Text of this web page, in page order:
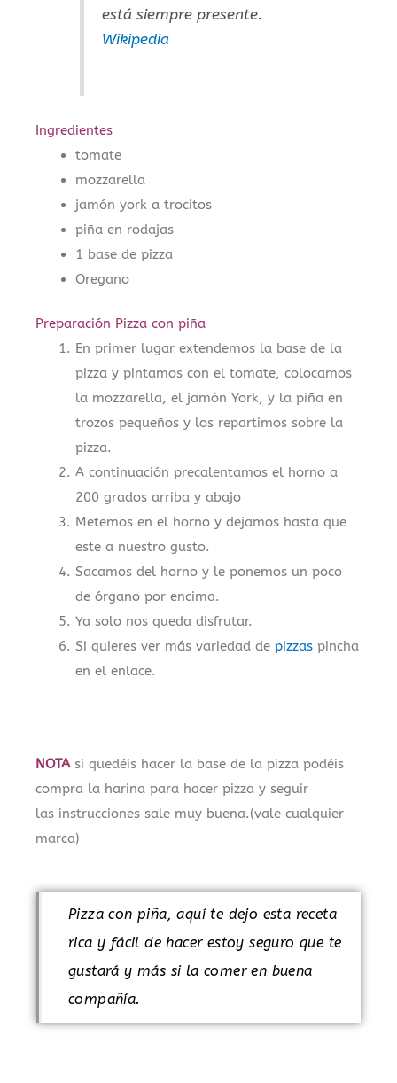
está siempre presente.
Wikipedia
Ingredientes
tomate
mozzarella
jamón york a trocitos
piña en rodajas
1 base de pizza
Oregano
Preparación Pizza con piña
En primer lugar extendemos la base de la
pizza y pintamos con el tomate, colocamos
la mozzarella, el jamón York, y la piña en
trozos pequeños y los repartimos sobre la
pizza.
A continuación precalentamos el horno a
200 grados arriba y abajo
Metemos en el horno y dejamos hasta que
este a nuestro gusto.
Sacamos del horno y le ponemos un poco
de órgano por encima.
Ya solo nos queda disfrutar.
Si quieres ver más variedad depizzas pincha
en el enlace.
NOTA si quedéis hacer la base de la pizza podéis
compra la harina para hacer pizza y seguir
las instrucciones sale muy buena.(vale cualquier
marca)
Pizza con piña, aquí te dejo esta receta
rica y fácil de hacer estoy seguro que te
gustará y más si la comer en buena
compañía.